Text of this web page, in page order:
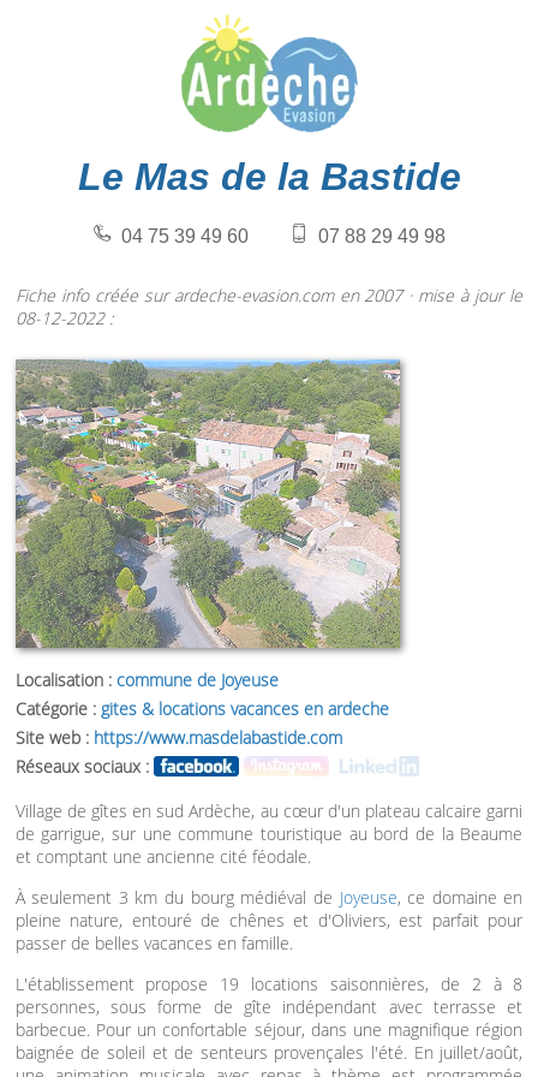
Le Mas de la Bastide
04 75 39 49 60 07 88 29 49 98
Fiche info créée sur ardeche-evasion.com en 2007 · mise à jour le
08-12-2022 :
Localisation : commune de Joyeuse
Catégorie : gites & locations vacances en ardeche
Site web : https://www.masdelabastide.com
Réseaux sociaux :
Village de gîtes en sud Ardèche, au cœur d'un plateau calcaire garni
de garrigue, sur une commune touristique au bord de la Beaume
et comptant une ancienne cité féodale.
À seulement 3 km du bourg médiéval de Joyeuse, ce domaine en
pleine nature, entouré de chênes et d'Oliviers, est parfait pour
passer de belles vacances en famille.
L'établissement propose 19 locations saisonnières, de 2 à 8
personnes, sous forme de gîte indépendant avec terrasse et
barbecue. Pour un confortable séjour, dans une magnifique région
baignée de soleil et de senteurs provençales l'été. En juillet/août,